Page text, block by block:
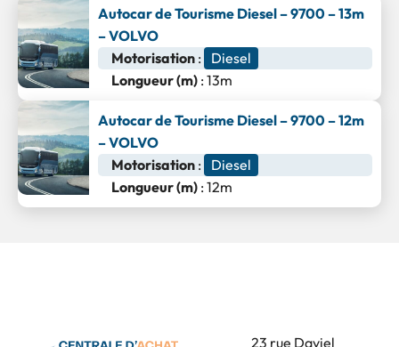
Autocar de Tourisme Diesel – 9700 – 13m
– VOLVO
Motorisation :
Diesel
Longueur (m) : 13m
Autocar de Tourisme Diesel – 9700 – 12m
– VOLVO
Motorisation :
Diesel
Longueur (m) : 12m
23 rue Daviel